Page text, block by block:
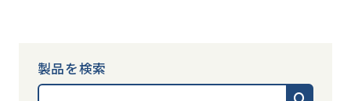
製品を検索